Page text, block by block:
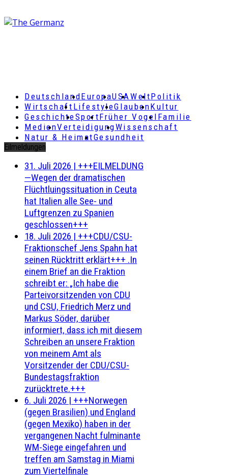
DeutschlandEuropaUSAWeltPolitik
Wirtschaft LifestyleGlaubenKultur
GeschichteSportFrüher Vogel Familie
MedienVerteidigungWissenschaft
Natur & HeimatGesundheit
Eilmeldungen
31. Juli 2026 | +++EILMELDUNG
—Wegen der dramatischen
Flüchtluingssituation in Ceuta
hat Italien alle See- und
Luftgrenzen zu Spanien
geschlossen+++
18. Juli 2026 | +++CDU/CSU-
Fraktionschef Jens Spahn hat
seinen Rücktritt erklärt+++ .In
einem Brief an die Fraktion
schreibt er: „Ich habe die
Parteivorsitzenden von CDU
und CSU, Friedrich Merz und
Markus Söder, darüber
informiert, dass ich mit diesem
Schreiben an unsere Fraktion
von meinem Amt als
Vorsitzender der CDU/CSU-
Bundestagsfraktion
zurücktrete.+++
6. Juli 2026 | +++Norwegen
(gegen Brasilien) und England
(gegen Mexiko) haben in der
vergangenen Nacht fulminante
WM-Siege eingefahren und
treffen am Samstag in Miami
zum Viertelfinale